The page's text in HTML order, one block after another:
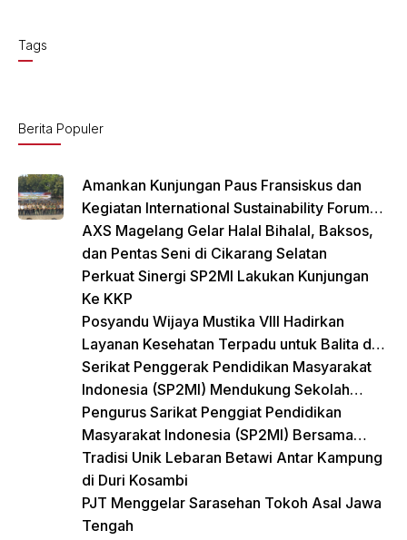
o
k
Tags
Berita Populer
Amankan Kunjungan Paus Fransiskus dan
Kegiatan International Sustainability Forum
(ISF) 2024 TNI-Polri Gelar Apel Pasukan
Gabungan
AXS Magelang Gelar Halal Bihalal, Baksos,
dan Pentas Seni di Cikarang Selatan
Perkuat Sinergi SP2MI Lakukan Kunjungan
Ke KKP
Posyandu Wijaya Mustika VIII Hadirkan
Layanan Kesehatan Terpadu untuk Balita dan
Lansia
Serikat Penggerak Pendidikan Masyarakat
Indonesia (SP2MI) Mendukung Sekolah
Rakyat yang Digagas oleh Kemensos
Pengurus Sarikat Penggiat Pendidikan
Masyarakat Indonesia (SP2MI) Bersama
Nusadaya Akademik Kunjungi Kementerian
BP2MI
Tradisi Unik Lebaran Betawi Antar Kampung
di Duri Kosambi
PJT Menggelar Sarasehan Tokoh Asal Jawa
Tengah